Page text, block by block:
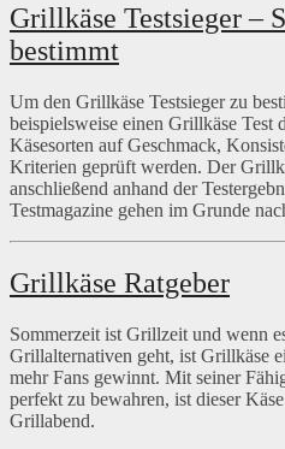
Grillkäse Testsieger –
bestimmt
Um den Grillkäse Testsieger zu
beispielsweise einen Grillkäse Test
Käsesorten auf Geschmack,
Kriterien geprüft werden. Der
anschließend anhand der
Testmagazine gehen im Grunde
Grillkäse Ratgeber
Sommerzeit ist Grillzeit und wenn
Grillalternativen geht, ist Grillkäse
mehr Fans gewinnt. Mit seiner
perfekt zu bewahren, ist dieser
Grillabend.